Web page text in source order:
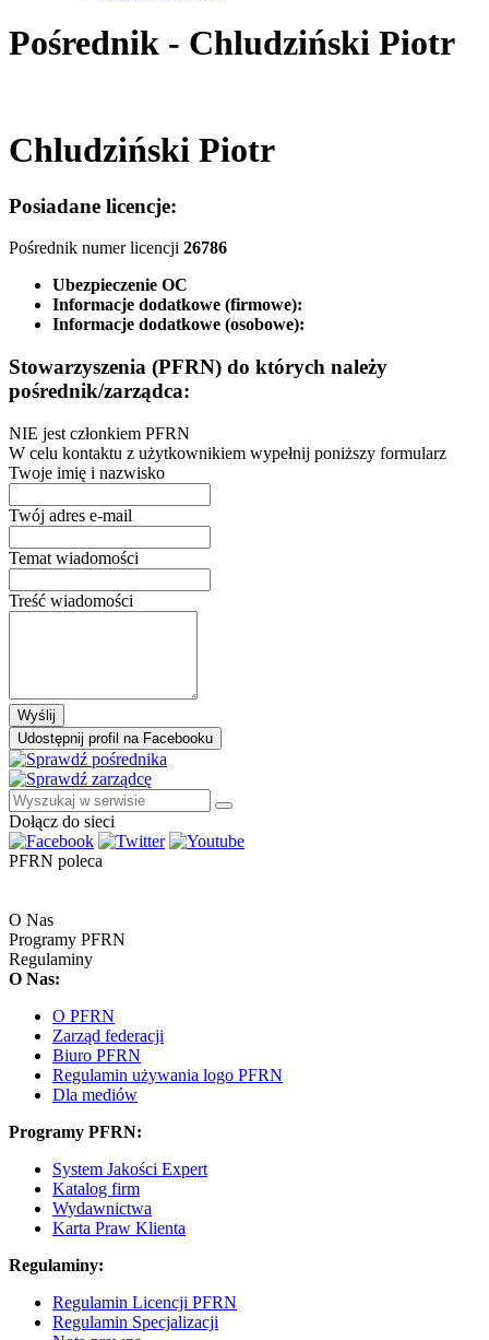
Pośrednik - Chludziński Piotr
Chludziński Piotr
Posiadane licencje:
Pośrednik numer licencji 26786
Ubezpieczenie OC
Informacje dodatkowe (firmowe):
Informacje dodatkowe (osobowe):
Stowarzyszenia (PFRN) do których należy
pośrednik/zarządca:
NIE jest członkiem PFRN
W celu kontaktu z użytkownikiem wypełnij poniższy formularz
Twoje imię i nazwisko
Twój adres e-mail
Temat wiadomości
Treść wiadomości
Wyślij
Udostępnij profil na Facebooku
Dołącz do sieci
PFRN poleca
O Nas
Programy PFRN
Regulaminy
O Nas:
O PFRN
Zarząd federacji
Biuro PFRN
Regulamin używania logo PFRN
Dla mediów
Programy PFRN:
System Jakości Expert
Katalog firm
Wydawnictwa
Karta Praw Klienta
Regulaminy:
Regulamin Licencji PFRN
Regulamin Specjalizacji